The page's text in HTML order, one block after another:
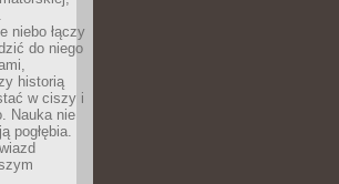
niebo łączy
do niego
historią
w ciszy i
Nauka nie
pogłębia.